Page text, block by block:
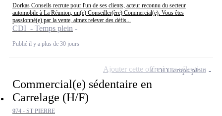
Dorkas Conseils recrute pour l'un de ses clients, acteur reconnu du secteur
automobile à La Réunion, un(e) Conseiller(ère) Commercial(e). Vous êtes
passionné(e) par la vente, aimez relever des défis...
CDI - Temps plein
Publié il y a plus de 30 jours
Commercial(e) sédentaire en
Carrelage (H/F)
974 - ST PIERRE
CDDTemps plein
Ajouter cette offre à ma sélection